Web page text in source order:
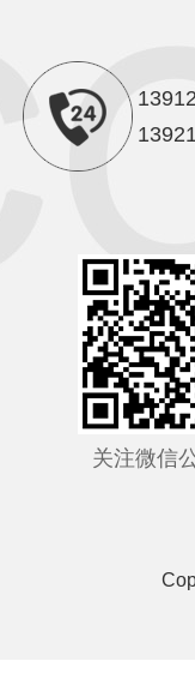
关注微信